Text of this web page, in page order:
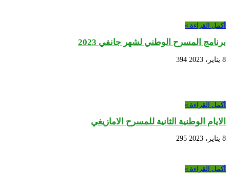
أكمل القراءة »
برنامج المسرح الوطني لشهر جانفي 2023
8 يناير، 2023 394
أكمل القراءة »
الايام الوطنية الثانية للمسرح الامازيغي
8 يناير، 2023 295
أكمل القراءة »